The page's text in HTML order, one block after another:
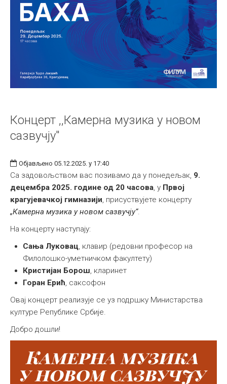
Концерт ,,Камерна музика у новом
сазвучју"
Објављено 05.12.2025. у 17:40
Са задовољством вас позивамо да у понедељак, 9.
децембра 2025. године од 20 часова, у Првој
крагујевачкој гимназији, присуствујете концерту
„Камерна музика у новом сазвучју“.
На концерту наступају:
Сања Луковац, клавир (редовни професор на
Филолошко-уметничком факултету)
Кристијан Борош, кларинет
Горан Ерић, саксофон
Овај концерт реализује се уз подршку Министарства
културе Републике Србије.
Добро дошли!